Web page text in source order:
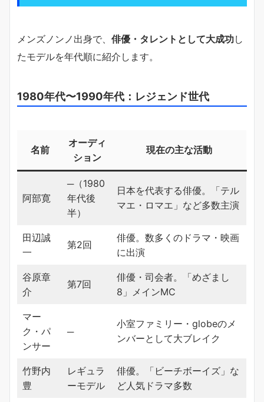
メンズノンノ出身で、 俳優・タレントとして大成功し
たモデルを年代順に紹介します。
1980年代〜1990年代：レジェンド世代
名前
オーディ
ション
現在の主な活動
阿部寛
─（1980
年代後
半）
日本を代表する俳優。「テル
マエ・ロマエ」など多数主演
田辺誠
一
第2回
俳優。数多くのドラマ・映画
に出演
谷原章
介
第7回
俳優・司会者。「めざまし
8」メインMC
マー
ク・パ
ンサー
─
小室ファミリー・globeのメ
ンバーとして大ブレイク
竹野内
豊
レギュラ
ーモデル
俳優。「ビーチボーイズ」な
ど人気ドラマ多数